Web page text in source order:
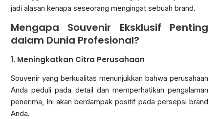
jadi alasan kenapa seseorang mengingat sebuah brand.
Mengapa Souvenir Eksklusif Penting
dalam Dunia Profesional?
1. Meningkatkan Citra Perusahaan
Souvenir yang berkualitas menunjukkan bahwa perusahaan
Anda peduli pada detail dan memperhatikan pengalaman
penerima, Ini akan berdampak positif pada persepsi brand
Anda.